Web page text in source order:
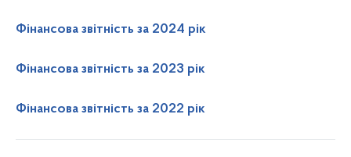
Фінансова звітність за 2024 рік
Фінансова звітність за 2023 рік
Фінансова звітність за 2022 рік